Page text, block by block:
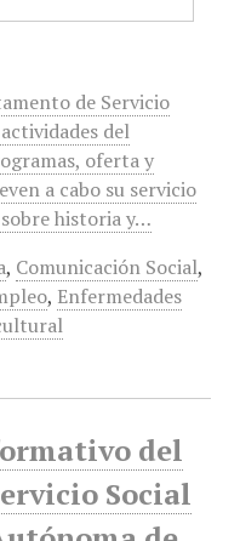
de Servicio
del
oferta y
a cabo su servicio
historia y…
, Comunicación Social,
, Enfermedades
del
Social